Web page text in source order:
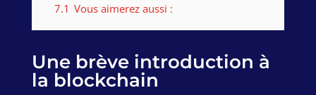
7.1 Vous aimerez aussi :
Une brève introduction à
la blockchain